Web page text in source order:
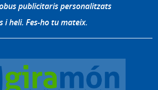
publicitaris personalitzats
i heli. Fes-ho tu mateix.